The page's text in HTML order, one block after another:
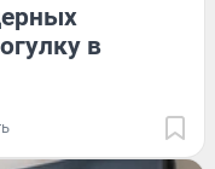
в